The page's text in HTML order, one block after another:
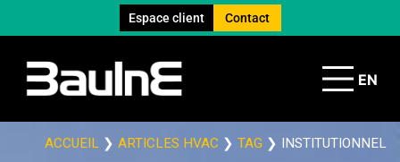
Espace client Contact
EN
ACCUEIL ❯ ARTICLES HVAC ❯ TAG ❯ INSTITUTIONNEL